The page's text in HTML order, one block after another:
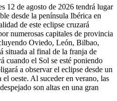
12 de agosto de 2026 tendrá lugar
desde la península Ibérica en
de este eclipse cruzará
numerosas capitales de provincia
Oviedo, León, Bilbao,
situada al final de la franja de
cuando el Sol se esté poniendo
a observar el eclipse desde un
oeste. Al suceder en verano, las
son altas en una gran